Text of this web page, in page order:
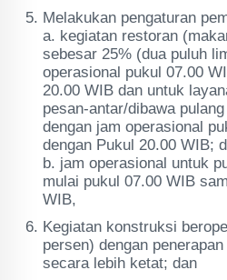
Melakukan pengaturan
a. kegiatan restoran
sebesar 25% (dua puluh
operasional pukul 07.00
20.00 WIB dan untuk
pesan-antar/dibawa
dengan jam operasional
dengan Pukul 20.00 WIB;
b. jam operasional untuk
mulai pukul 07.00 WIB
WIB,
Kegiatan konstruksi
persen) dengan
secara lebih ketat; dan